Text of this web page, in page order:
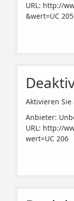
URL: http://
&wert=UC 205
Aktivieren
Anbieter:
URL: http://
wert=UC 206